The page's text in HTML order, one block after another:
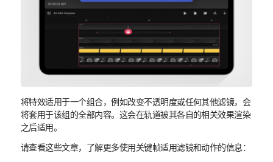
将特效适用于一个组合，例如改变不透明度或任何其他滤镜，会
将套用于该组的全部内容。这会在轨道被其各自的相关效果渲染
之后适用。
请查看这些文章，了解更多使用关键帧适用滤镜和动作的信息：